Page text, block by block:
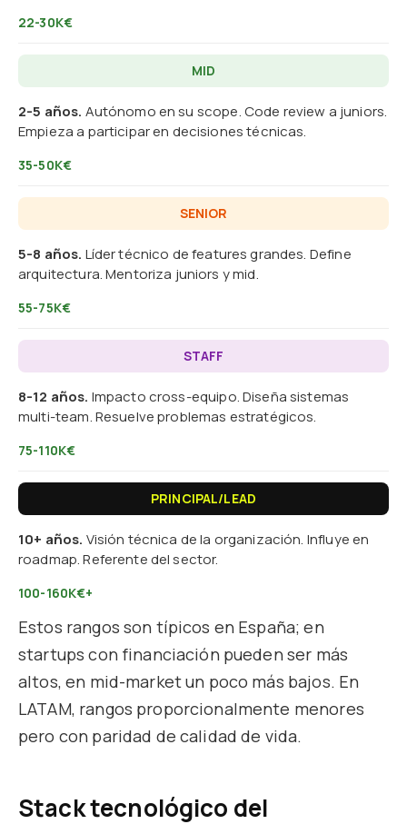
22-30K€
MID
2-5 años. Autónomo en su scope. Code review a juniors.
Empieza a participar en decisiones técnicas.
35-50K€
SENIOR
5-8 años. Líder técnico de features grandes. Define
arquitectura. Mentoriza juniors y mid.
55-75K€
STAFF
8-12 años. Impacto cross-equipo. Diseña sistemas
multi-team. Resuelve problemas estratégicos.
75-110K€
PRINCIPAL/LEAD
10+ años. Visión técnica de la organización. Influye en
roadmap. Referente del sector.
100-160K€+
Estos rangos son típicos en España; en
startups con financiación pueden ser más
altos, en mid-market un poco más bajos. En
LATAM, rangos proporcionalmente menores
pero con paridad de calidad de vida.
Stack tecnológico del